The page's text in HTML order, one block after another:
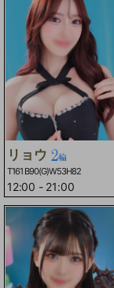
リョウ
T161 B90(G)W53H82
12:00 - 21:00